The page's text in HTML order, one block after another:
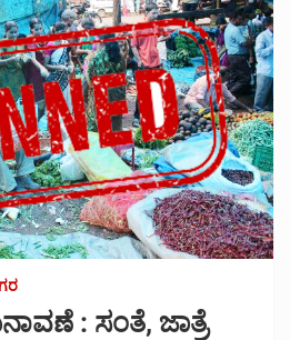
: ಸಂತೆ, ಜಾತ್ರೆ